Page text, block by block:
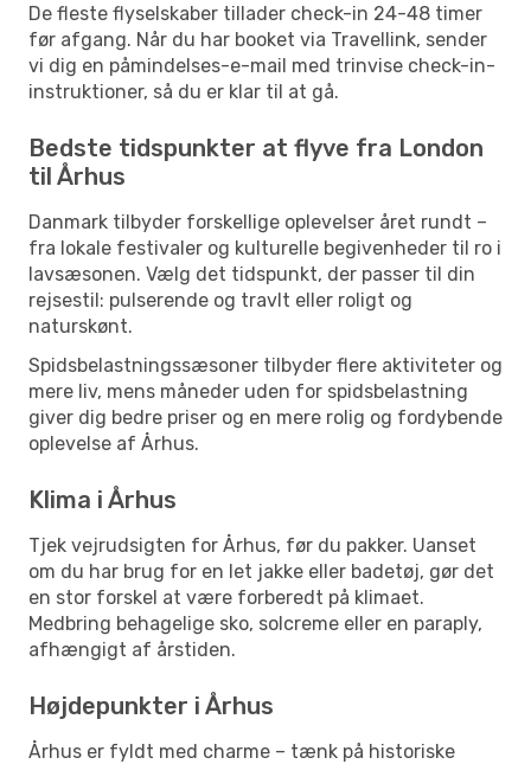
De fleste flyselskaber tillader check-in 24-48 timer
før afgang. Når du har booket via Travellink, sender
vi dig en påmindelses-e-mail med trinvise check-in-
instruktioner, så du er klar til at gå.
Bedste tidspunkter at flyve fra London
til Århus
Danmark tilbyder forskellige oplevelser året rundt –
fra lokale festivaler og kulturelle begivenheder til ro i
lavsæsonen. Vælg det tidspunkt, der passer til din
rejsestil: pulserende og travlt eller roligt og
naturskønt.
Spidsbelastningssæsoner tilbyder flere aktiviteter og
mere liv, mens måneder uden for spidsbelastning
giver dig bedre priser og en mere rolig og fordybende
oplevelse af Århus.
Klima i Århus
Tjek vejrudsigten for Århus, før du pakker. Uanset
om du har brug for en let jakke eller badetøj, gør det
en stor forskel at være forberedt på klimaet.
Medbring behagelige sko, solcreme eller en paraply,
afhængigt af årstiden.
Højdepunkter i Århus
Århus er fyldt med charme – tænk på historiske